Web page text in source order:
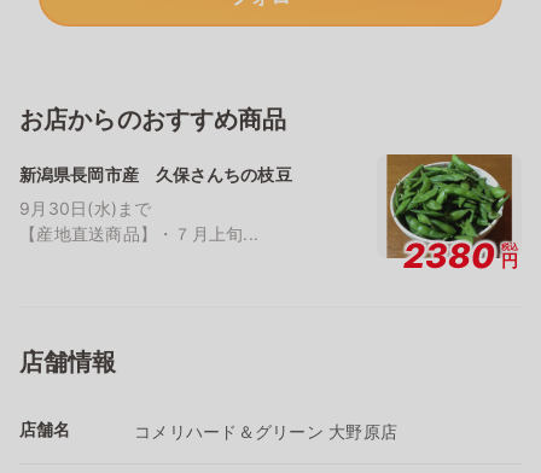
お店からのおすすめ商品
新潟県長岡市産 久保さんちの枝豆
9月30日(水)まで
【産地直送商品】・７月上旬...
2380 税込
円
店舗情報
店舗名 コメリハード＆グリーン 大野原店